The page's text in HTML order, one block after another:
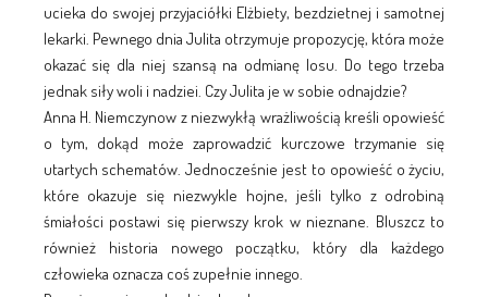
ucieka do swojej przyjaciółki Elżbiety, bezdzietnej i samotnej
lekarki. Pewnego dnia Julita otrzymuje propozycję, która może
okazać się dla niej szansą na odmianę losu. Do tego trzeba
jednak siły woli i nadziei. Czy Julita je w sobie odnajdzie?
Anna H. Niemczynow z niezwykłą wrażliwością kreśli opowieść
o tym, dokąd może zaprowadzić kurczowe trzymanie się
utartych schematów. Jednocześnie jest to opowieść o życiu,
które okazuje się niezwykle hojne, jeśli tylko z odrobiną
śmiałości postawi się pierwszy krok w nieznane. Bluszcz to
również historia nowego początku, który dla każdego
człowieka oznacza coś zupełnie innego.